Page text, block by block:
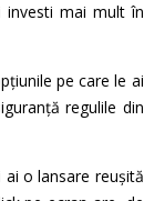
investi mai mult în
pe care le ai
regulile din
o lansare reușită